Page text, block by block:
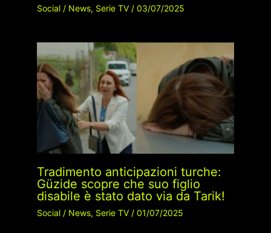
Social/ News, Serie TV/ 03/07/2025
Tradimento anticipazioni turche:
Güzide scopre che suo figlio
disabile è stato dato via da Tarik!
Social/ News, Serie TV/ 01/07/2025